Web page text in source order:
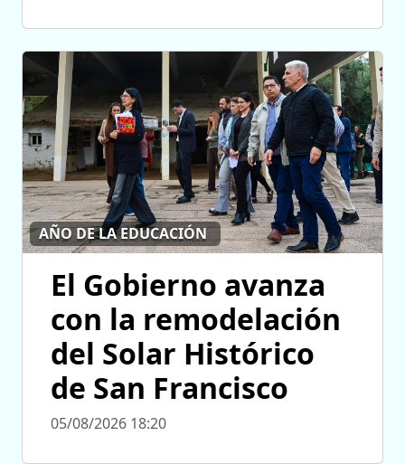
AÑO DE LA EDUCACIÓN
El Gobierno avanza
con la remodelación
del Solar Histórico
de San Francisco
05/08/2026 18:20